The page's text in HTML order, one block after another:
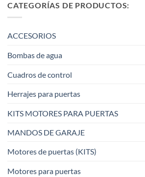
CATEGORÍAS DE PRODUCTOS:
ACCESORIOS
Bombas de agua
Cuadros de control
Herrajes para puertas
KITS MOTORES PARA PUERTAS
MANDOS DE GARAJE
Motores de puertas (KITS)
Motores para puertas